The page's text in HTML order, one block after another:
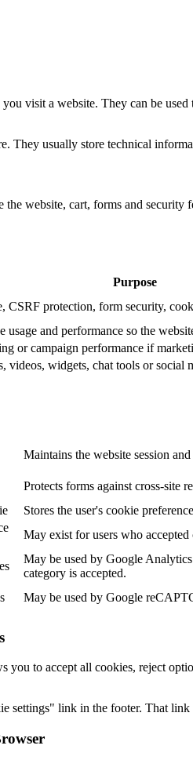
visit a website. They can be
They usually store technical
website, cart, forms and
Purpose
CSRF protection, form security,
usage and performance so the
or campaign performance if
videos, widgets, chat tools or social
Maintains the website session
Protects forms against cross-site
Stores the user's cookie
May exist for users who
May be used by Google
category is accepted.
May be used by Google
to accept all cookies, reject
link in the footer. That link